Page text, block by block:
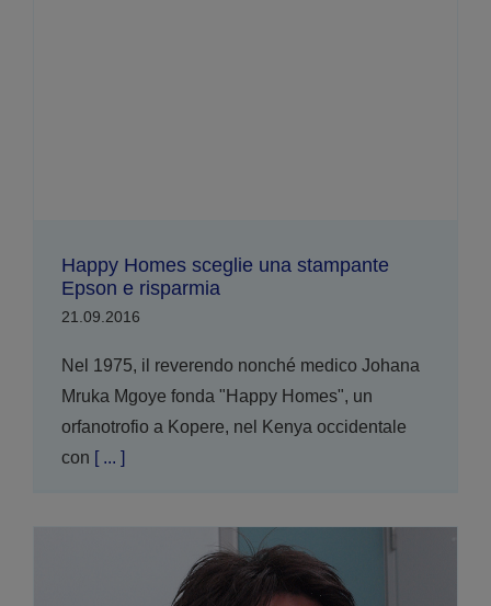
Happy Homes sceglie una stampante
Epson e risparmia
21.09.2016
Nel 1975, il reverendo nonché medico Johana
Mruka Mgoye fonda "Happy Homes", un
orfanotrofio a Kopere, nel Kenya occidentale
con [ ... ]